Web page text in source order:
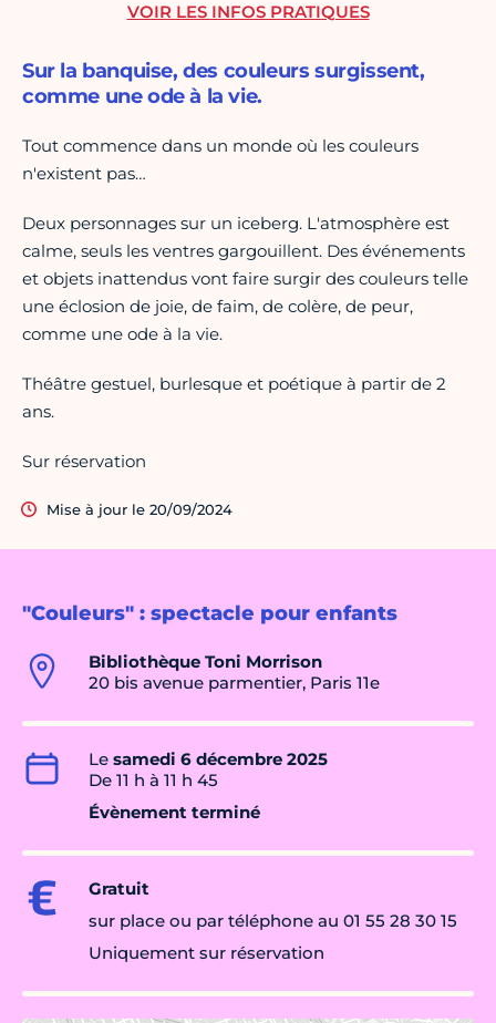
"Couleurs" : spectacle pour enfants
Bibliothèque Toni Morrison
20 bis avenue parmentier, Paris 11e
Le samedi 6 décembre 2025
De 11 h à 11 h 45
Évènement terminé
Gratuit
sur place ou par téléphone au 01 55 28 30 15
Uniquement sur réservation
Sur la banquise, des couleurs surgissent,
comme une ode à la vie.
Tout commence dans un monde où les couleurs
n'existent pas…
Deux personnages sur un iceberg. L'atmosphère est
calme, seuls les ventres gargouillent. Des événements
et objets inattendus vont faire surgir des couleurs telle
une éclosion de joie, de faim, de colère, de peur,
comme une ode à la vie.
Théâtre gestuel, burlesque et poétique à partir de 2
ans.
Sur réservation
Mise à jour le 20/09/2024
VOIR LES INFOS PRATIQUES